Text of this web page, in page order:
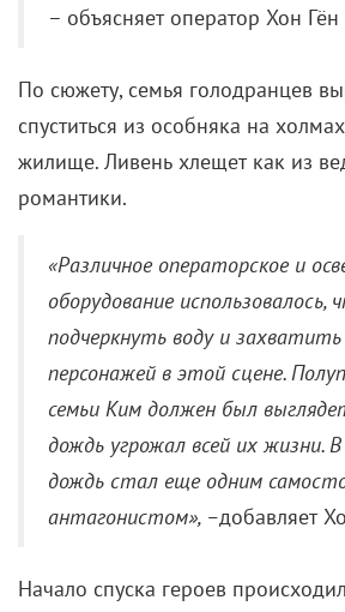
прошлого и наконец-то все
щепетильность профессионалов
доведенные до невротического
премудрости работы.
«Вы умрете, или мы